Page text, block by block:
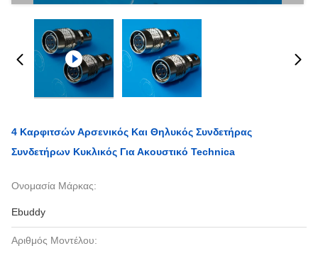
4 Καρφιτσών Αρσενικός Και Θηλυκός Συνδετήρας
Συνδετήρων Κυκλικός Για Ακουστικό Technica
Ονομασία Μάρκας:
Ebuddy
Αριθμός Μοντέλου: